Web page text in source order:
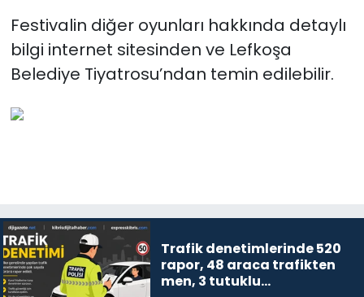
Festivalin diğer oyunları hakkında detaylı
bilgi internet sitesinden ve Lefkoşa
Belediye Tiyatrosu’ndan temin edilebilir.
Trafik denetimlerinde 520
rapor, 48 araca trafikten
men, 3 tutuklu…